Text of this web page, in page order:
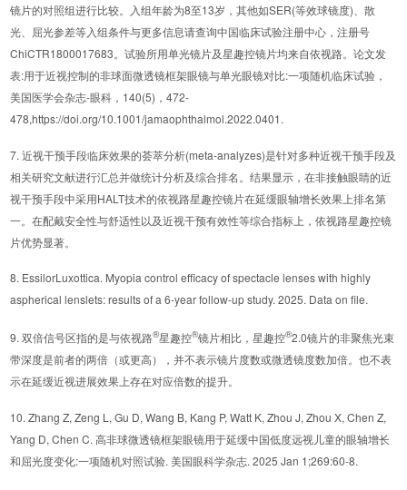
镜片的对照组进行比较。入组年龄为8至13岁，其他如SER(等效球镜度)、散
光、屈光参差等入组条件与更多信息请查询中国临床试验注册中心，注册号
ChiCTR1800017683。试验所用单光镜片及星趣控镜片均来自依视路。论文发
表:用于近视控制的非球面微透镜框架眼镜与单光眼镜对比:一项随机临床试验，
美国医学会杂志-眼科，140(5)，472-
478,https://doi.org/10.1001/jamaophthalmol.2022.0401.
7. 近视干预手段临床效果的荟萃分析(meta-analyzes)是针对多种近视干预手段及
相关研究文献进行汇总并做统计分析及综合排名。结果显示，在非接触眼睛的近
视干预手段中采用HALT技术的依视路星趣控镜片在延缓眼轴增长效果上排名第
一。在配戴安全性与舒适性以及近视干预有效性等综合指标上，依视路星趣控镜
片优势显著。
8. EssilorLuxottica. Myopia control efficacy of spectacle lenses with highly
aspherical lenslets: results of a 6-year follow-up study. 2025. Data on file.
9. 双倍信号区指的是与依视路®星趣控®镜片相比，星趣控®2.0镜片的非聚焦光束
带深度是前者的两倍（或更高），并不表示镜片度数或微透镜度数加倍。也不表
示在延缓近视进展效果上存在对应倍数的提升。
10. Zhang Z, Zeng L, Gu D, Wang B, Kang P, Watt K, Zhou J, Zhou X, Chen Z,
Yang D, Chen C. 高非球微透镜框架眼镜用于延缓中国低度远视儿童的眼轴增长
和屈光度变化:一项随机对照试验. 美国眼科学杂志. 2025 Jan 1;269:60-8.